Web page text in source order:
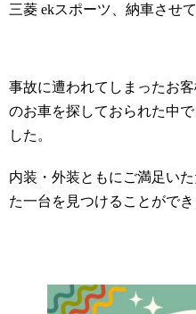
三菱 ekスポーツ、納車させ
事故に遭われてしまったお
のお車を探しておられた中
した。
内装・外装ともにご満足い
た一台を見つけることができ